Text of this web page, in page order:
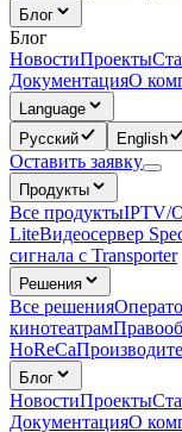
Блог
Блог
НовостиПроекты
ДокументацияО
Language
Русский
English
Оставить заявку
Продукты
Все продуктыIPTV/
LiteВидеосервер
сигнала с Transporter
Решения
Все решения
кинотеатрам
HoReCa
Блог
НовостиПроекты
ДокументацияО